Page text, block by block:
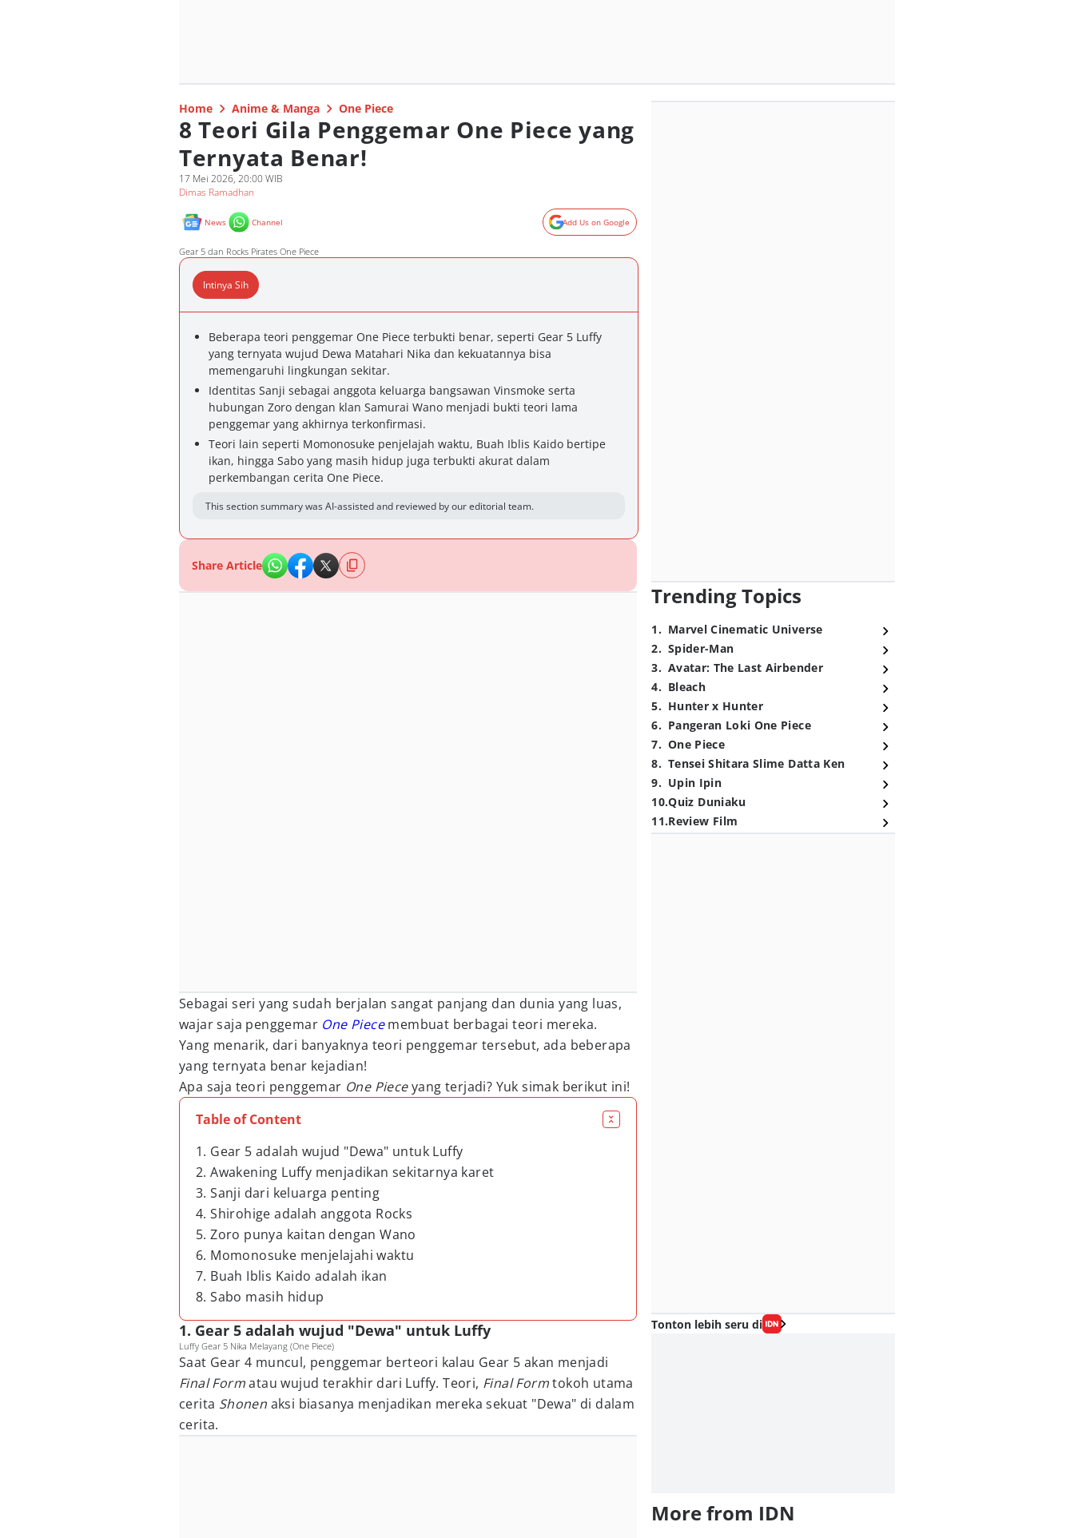
Home Anime & Manga One Piece
8 Teori Gila Penggemar One Piece yang
Ternyata Benar!
17 Mei 2026, 20:00 WIB
Dimas Ramadhan
News Channel Add Us on Google
Gear 5 dan Rocks Pirates One Piece
Intinya Sih
Beberapa teori penggemar One Piece terbukti benar, seperti Gear 5 Luffy
yang ternyata wujud Dewa Matahari Nika dan kekuatannya bisa
memengaruhi lingkungan sekitar.
Identitas Sanji sebagai anggota keluarga bangsawan Vinsmoke serta
hubungan Zoro dengan klan Samurai Wano menjadi bukti teori lama
penggemar yang akhirnya terkonfirmasi.
Teori lain seperti Momonosuke penjelajah waktu, Buah Iblis Kaido bertipe
ikan, hingga Sabo yang masih hidup juga terbukti akurat dalam
perkembangan cerita One Piece.
This section summary was AI-assisted and reviewed by our editorial team.
Share Article
Sebagai seri yang sudah berjalan sangat panjang dan dunia yang luas,
wajar saja penggemar One Piece membuat berbagai teori mereka.
Yang menarik, dari banyaknya teori penggemar tersebut, ada beberapa
yang ternyata benar kejadian!
Apa saja teori penggemar One Pieceyang terjadi? Yuk simak berikut ini!
Table of Content
1. Gear 5 adalah wujud "Dewa" untuk Luffy
2. Awakening Luffy menjadikan sekitarnya karet
3. Sanji dari keluarga penting
4. Shirohige adalah anggota Rocks
5. Zoro punya kaitan dengan Wano
6. Momonosuke menjelajahi waktu
7. Buah Iblis Kaido adalah ikan
8. Sabo masih hidup
1. Gear 5 adalah wujud "Dewa" untuk Luffy
Luffy Gear 5 Nika Melayang (One Piece)
Saat Gear 4 muncul, penggemar berteori kalau Gear 5 akan menjadi
Final Formatau wujud terakhir dari Luffy. Teori, Final Formtokoh utama
cerita Shonen aksi biasanya menjadikan mereka sekuat "Dewa" di dalam
cerita.
Trending Topics
1. Marvel Cinematic Universe
2. Spider-Man
3. Avatar: The Last Airbender
4. Bleach
5. Hunter x Hunter
6. Pangeran Loki One Piece
7. One Piece
8. Tensei Shitara Slime Datta Ken
9. Upin Ipin
10.Quiz Duniaku
11.Review Film
Tonton lebih seru di
More from IDN